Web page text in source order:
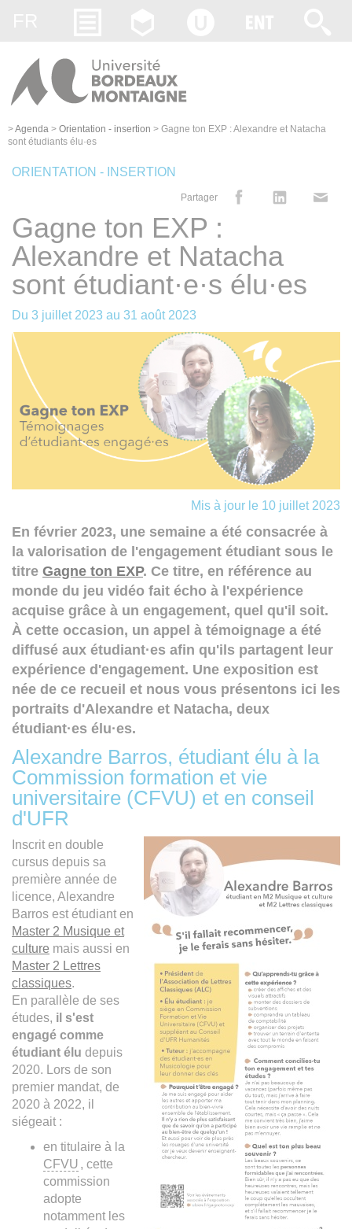
>Agenda > Orientation - insertion > Gagne ton EXP : Alexandre et Natacha
sont étudiants élu·es
ORIENTATION - INSERTION
Partager
Gagne ton EXP :
Alexandre et Natacha
sont étudiant·e·s élu·es
Du 3 juillet 2023 au 31 août 2023
Mis à jour le 10 juillet 2023
En février 2023, une semaine a été consacrée à
la valorisation de l'engagement étudiant sous le
titre Gagne ton EXP. Ce titre, en référence au
monde du jeu vidéo fait écho à l'expérience
acquise grâce à un engagement, quel qu'il soit.
À cette occasion, un appel à témoignage a été
diffusé aux étudiant·es afin qu'ils partagent leur
expérience d'engagement. Une exposition est
née de ce recueil et nous vous présentons ici les
portraits d'Alexandre et Natacha, deux
étudiant·es élu·es.
Alexandre Barros, étudiant élu à la
Commission formation et vie
universitaire (CFVU) et en conseil
d'UFR
Inscrit en double
cursus depuis sa
première année de
licence, Alexandre
Barros est étudiant en
Master 2 Musique et
culture mais aussi en
Master 2 Lettres
classiques.
En parallèle de ses
études, il s'est
engagé comme
étudiant élu depuis
2020. Lors de son
premier mandat, de
2020 à 2022, il
siégeait :
en titulaire à la
CFVU , cette
commission
adopte
notamment les